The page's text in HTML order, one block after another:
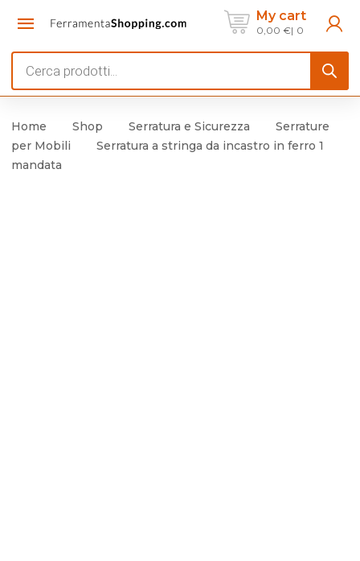
My cart
0,00 € 0
search
Home Shop Serratura e Sicurezza
Serrature
per Mobili
Serratura a stringa da incastro in ferro 1
mandata